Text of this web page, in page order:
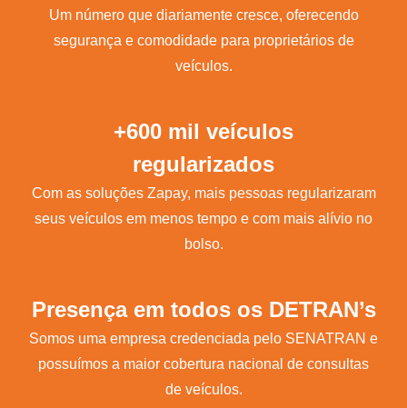
Um número que diariamente cresce, oferecendo
segurança e comodidade para proprietários de
veículos.
+600 mil veículos
regularizados
Com as soluções Zapay, mais pessoas regularizaram
seus veículos em menos tempo e com mais alívio no
bolso.
Presença em todos os DETRAN’s
Somos uma empresa credenciada pelo SENATRAN e
possuímos a maior cobertura nacional de consultas
de veículos.